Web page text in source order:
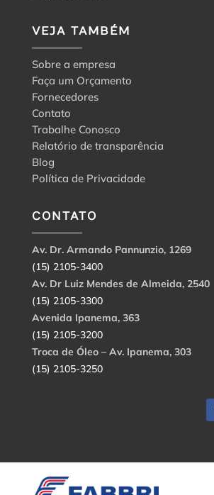
VEJA TAMBÉM
Sobre a empresa
Faça um Orçamento
Fornecedores
Contato
Trabalhe Conosco
Relatório de transparência
Blog
Política de Privacidade
CONTATO
Av. Dr. Armando Pannunzio, 1269
(15) 2105-3400
Av. Dr Luiz Mendes de Almeida, 2540
(15) 2105-3300
Avenida Ipanema, 363
(15) 2105-3200
Troca de Óleo – Av. Ipanema, 303
(15) 2105-3250